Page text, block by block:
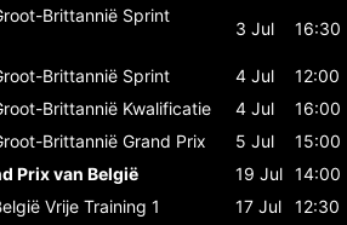
Brittannië Sprint
3 Jul 16:30
Brittannië Sprint 4 Jul
12:00
Brittannië Kwalificatie 4 Jul
16:00
Brittannië Grand Prix 5 Jul
15:00
Prix van België
19 Jul 14:00
Vrije Training 1 17 Jul
12:30